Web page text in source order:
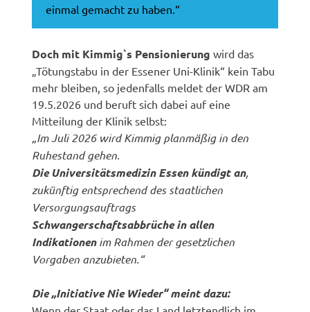
einmal gemacht zu haben.“
Doch mit Kimmig`s Pensionierungwird das
„Tötungstabu in der Essener Uni-Klinik“ kein Tabu
mehr bleiben, so jedenfalls meldet der WDR am
19.5.2026 und beruft sich dabei auf eine
Mitteilung der Klinik selbst:
„Im Juli 2026 wird Kimmig planmäßig in den
Ruhestand gehen.
Die Universitätsmedizin Essen kündigt an,
zukünftig entsprechend des staatlichen
Versorgungsauftrags
Schwangerschaftsabbrüche in allen
Indikationenim Rahmen der gesetzlichen
Vorgaben anzubieten.“
Die „Initiative Nie Wieder“ meint dazu: